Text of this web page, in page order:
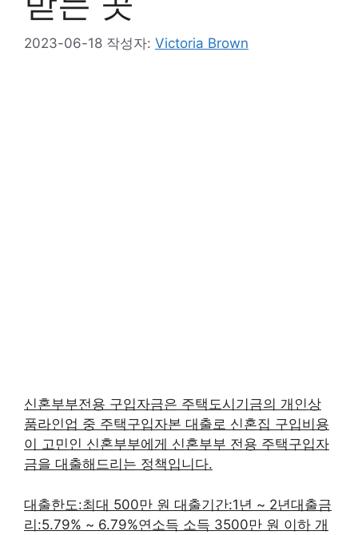
2023-06-18 작성자: Victoria Brown
신혼부부전용 구입자금은 주택도시기금의 개인상
품라인업 중 주택구입자본 대출로 신혼집 구입비용
이 고민인 신혼부부에게 신혼부부 전용 주택구입자
금을 대출해드리는 정책입니다.
대출한도:최대 500만 원 대출기간:1년 ~ 2년대출금
리:5.79% ~ 6.79%연소득 소득 3500만 원 이하 개